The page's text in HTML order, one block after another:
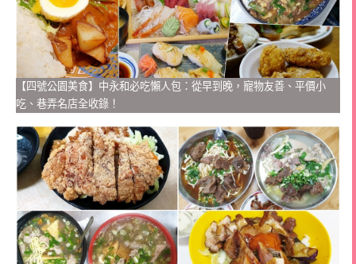
【四號公園美食】中永和必吃懶人包：從早到晚，寵物友善、平價小
吃、巷弄名店全收錄！